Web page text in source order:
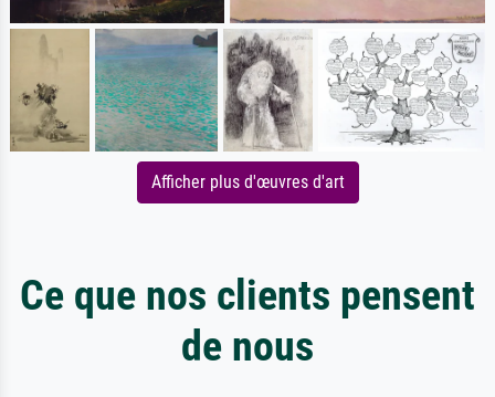
Afficher plus d'œuvres d'art
Ce que nos clients pensent
de nous